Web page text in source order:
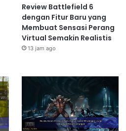
Review Battlefield 6
dengan Fitur Baru yang
Membuat Sensasi Perang
Virtual Semakin Realistis
13 jam ago